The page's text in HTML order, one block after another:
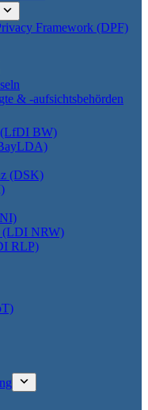
Framework (DPF)
& -aufsichtsbehörden
(LfDI BW)
(DSK)
(LDI NRW)
RLP)